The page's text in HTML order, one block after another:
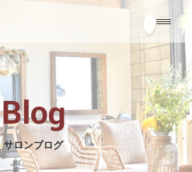
Blog
サロンブログ